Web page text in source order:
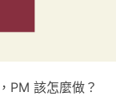
PM 該怎麼做？